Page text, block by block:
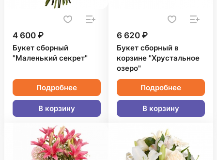
4 600 ₽
Букет сборный
"Маленький секрет"
Подробнее
В корзину
6 620 ₽
Букет сборный в
корзине "Хрустальное
озеро"
Подробнее
В корзину